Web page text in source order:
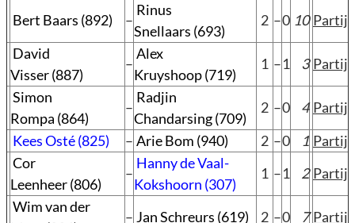
Bert Baars (892) –
Rinus
Snellaars (693)
2 –0 10 Partij
David
Visser (887)
–
Alex
Kruyshoop (719)
1 –1 3 Partij
Simon
Rompa (864)
–
Radjin
Chandarsing (709)
2 –0 4 Partij
Kees Osté (825)
– Arie Bom (940) 2 –0 1 Partij
Cor
Leenheer (806)
–
Hanny de Vaal-
Kokshoorn (307)
1 –1 2 Partij
Wim van der
– Jan Schreurs (619) 2 –0 7 Partij